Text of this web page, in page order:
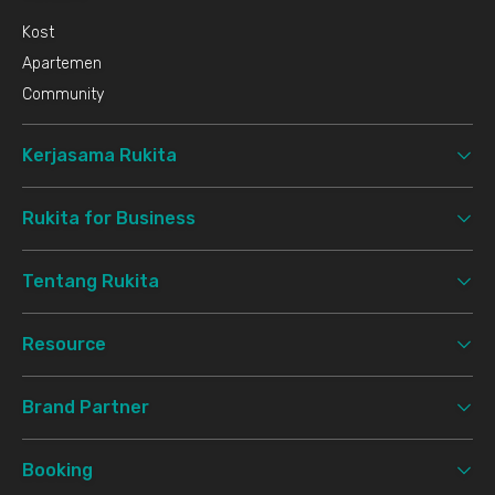
Kost
Apartemen
Community
Kerjasama Rukita
Rukita for Business
Tentang Rukita
Resource
Brand Partner
Booking